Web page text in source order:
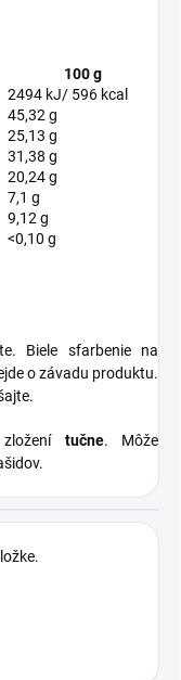
100 g
2494 kJ/ 596 kcal
45,32 g
25,13 g
31,38 g
20,24g
7,1 g
9,12 g
<0,10 g
Biele sfarbenie na
o závadu produktu.
tučne. Môže